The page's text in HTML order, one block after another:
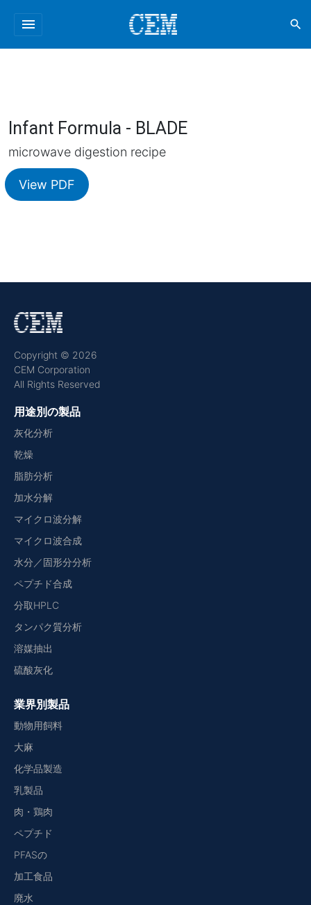
menu search
Infant Formula - BLADE
microwave digestion recipe
View PDF
Copyright © 2026
CEM Corporation
All Rights Reserved
用途別の製品
灰化分析
乾燥
脂肪分析
加水分解
マイクロ波分解
マイクロ波合成
水分／固形分分析
ペプチド合成
分取HPLC
タンパク質分析
溶媒抽出
硫酸灰化
業界別製品
動物用飼料
大麻
化学品製造
乳製品
肉・鶏肉
ペプチド
PFASの
加工食品
廃水